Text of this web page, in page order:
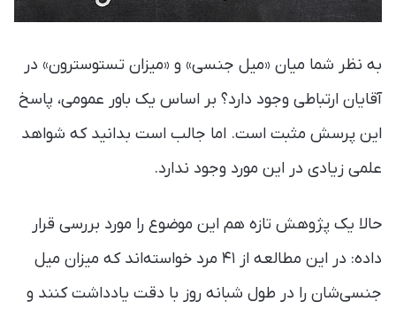
به نظر شما میان «میل جنسی» و «میزان تستوسترون» در
آقایان ارتباطی وجود دارد؟ بر اساس یک باور عمومی، پاسخ
این پرسش مثبت است. اما جالب است بدانید که شواهد
علمی زیادی در این مورد وجود ندارد.
حالا یک پژوهش تازه هم این موضوع را مورد بررسی قرار
داده: در این مطالعه از ۴۱ مرد خواسته‌اند که میزان میل
جنسی‌شان را در طول شبانه روز با دقت یادداشت کنند و